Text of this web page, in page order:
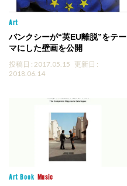
Art
バンクシーが“英EU離脱”をテー
マにした壁画を公開
投稿日 : 2017.05.15 更新日 :
2018.06.14
Art Book Music